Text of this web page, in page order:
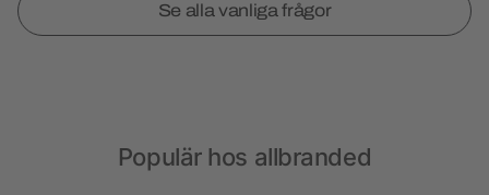
Se alla vanliga frågor
Populär hos allbranded